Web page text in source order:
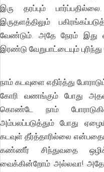
இரு தரப்பும்
இருதளத்திலும்
வேண்டும். அதே நேரம் இது
இரண்டு வேறுபாட்டையும்
நாம் கடவுளை எதிர்த்து
கோரி வணங்கும் போது அதன்
கொண்டே நாம்
அம்பலப்படுத்தும் போது
கடவுள் தீர்த்தாரில்லை
கண்ணீர் சிந்துவதை
வைக்கின்றோம் அல்லவா!